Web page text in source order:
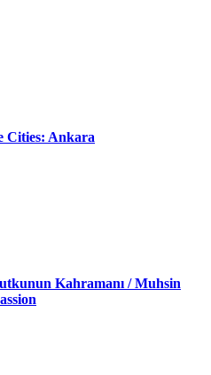
Cities: Ankara
Kahramanı / Muhsin